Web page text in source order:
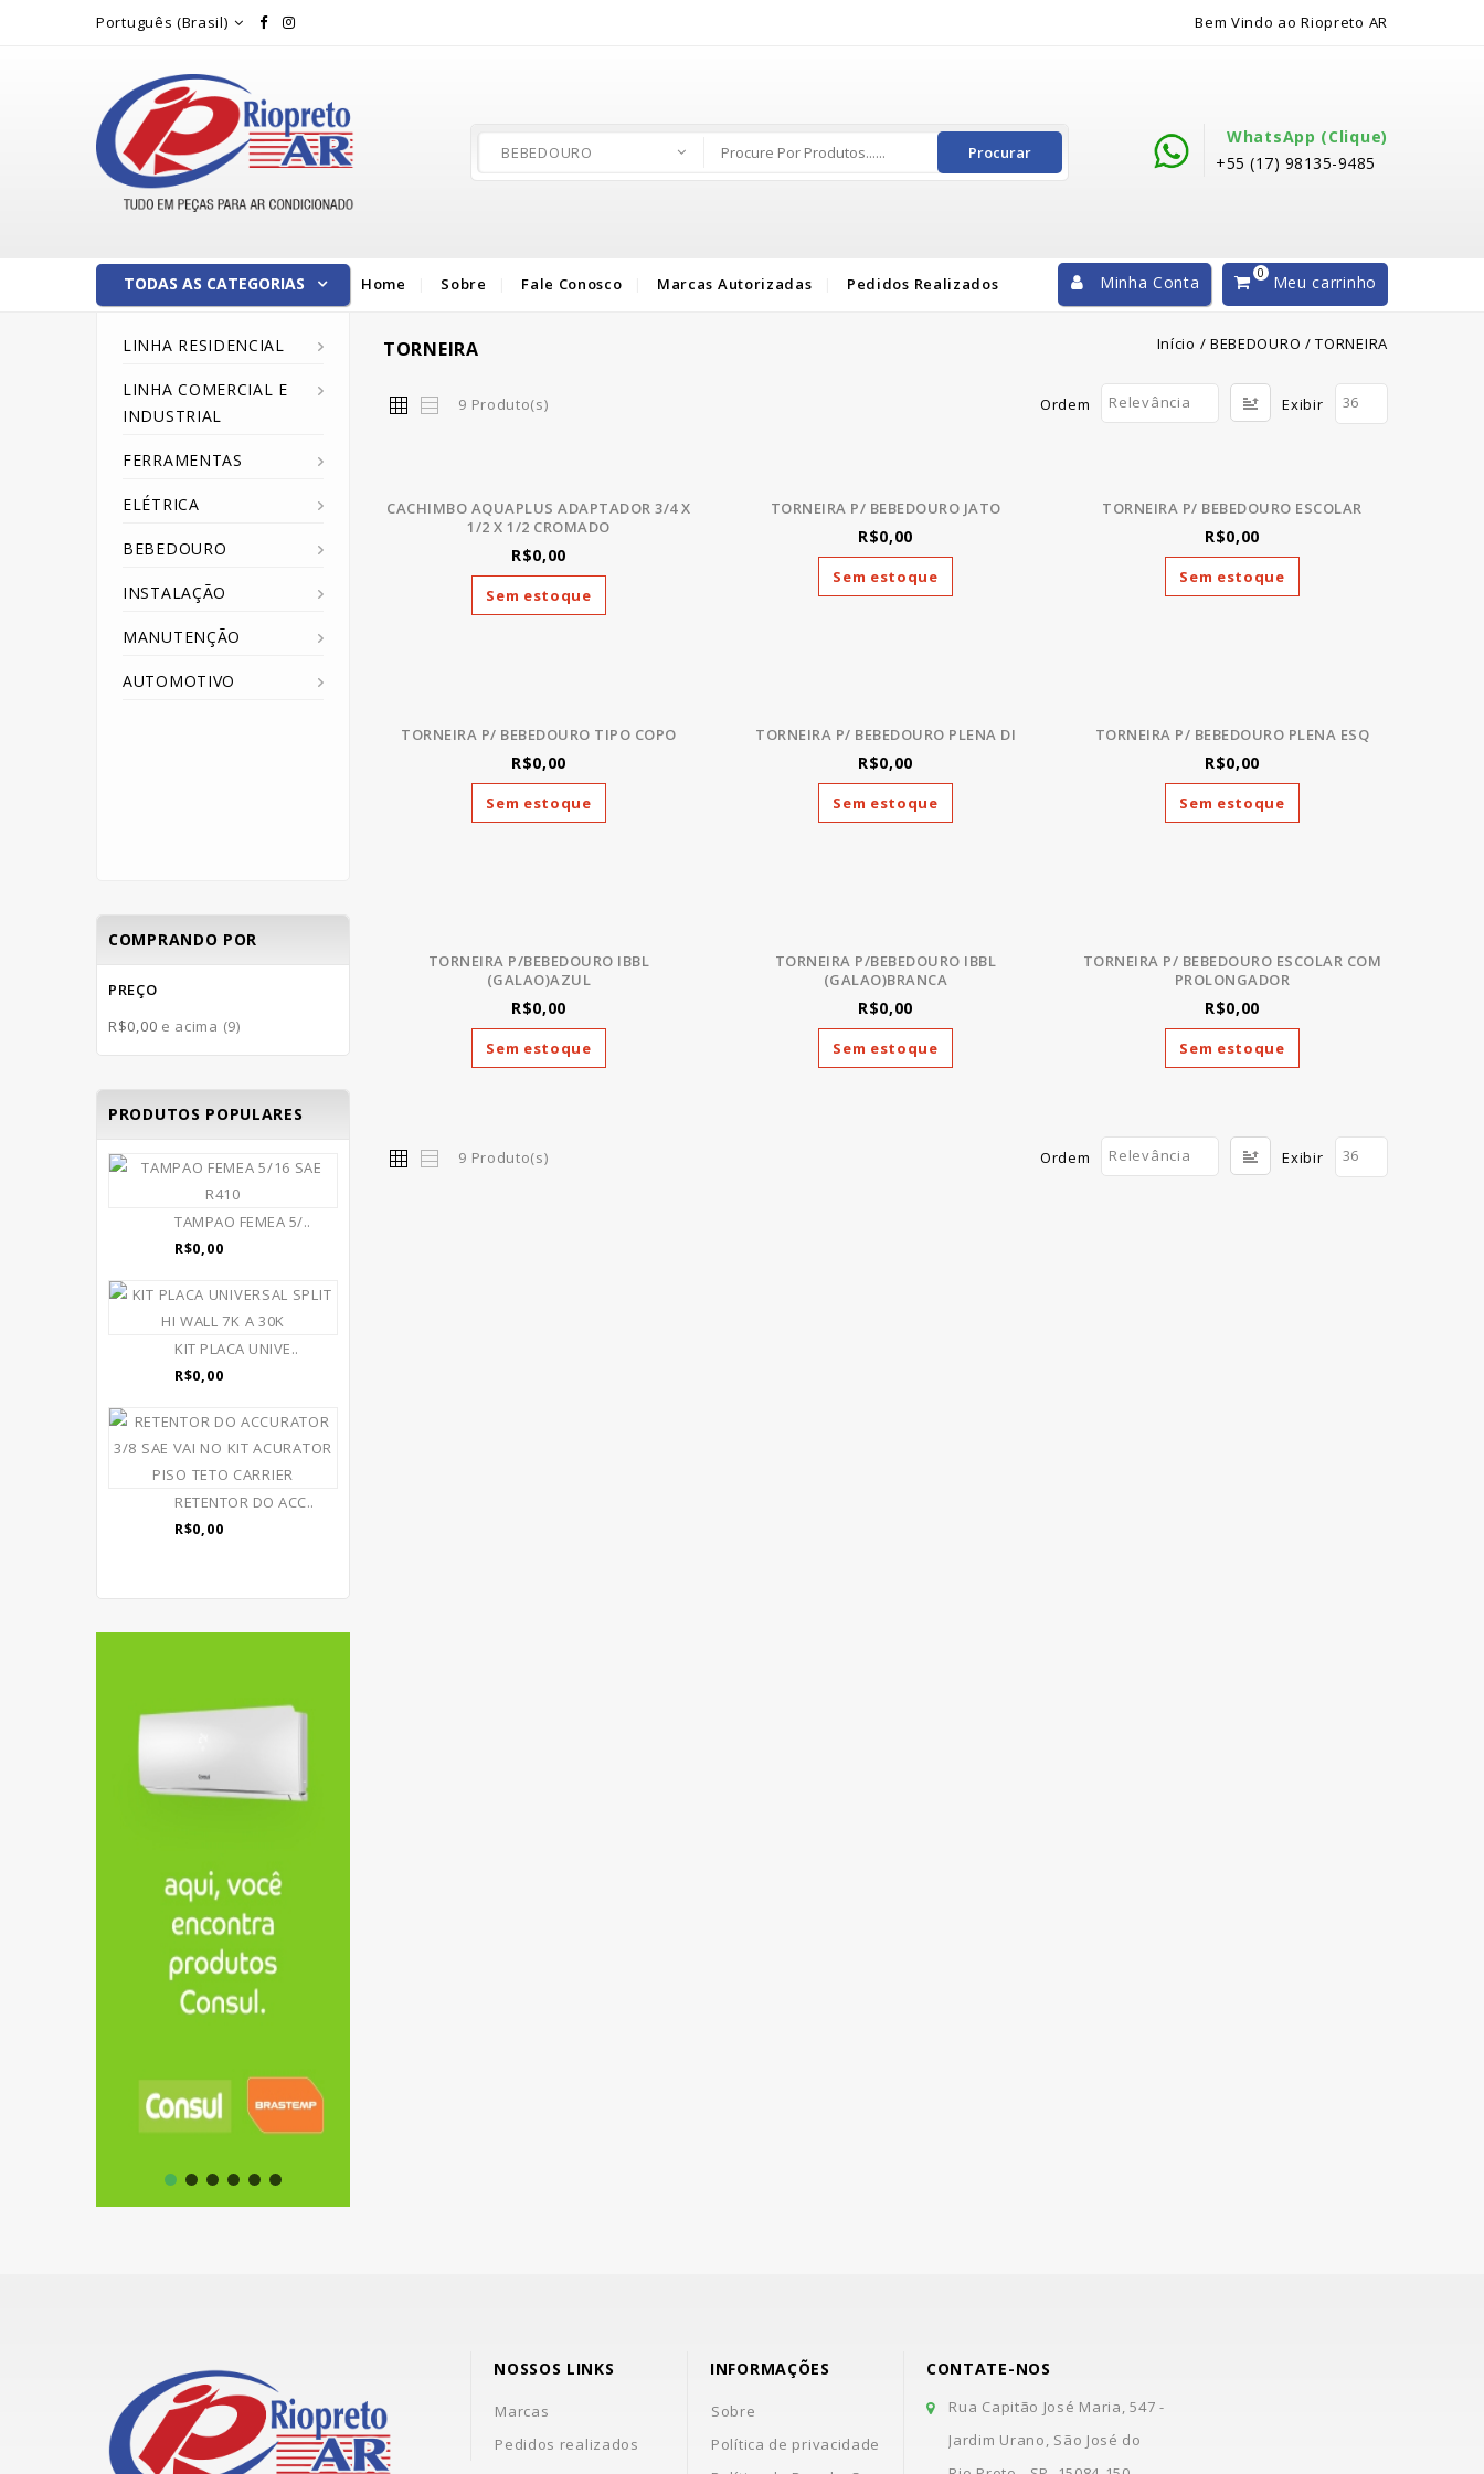
Português (Brasil) Bem Vindo ao Riopreto AR
WhatsApp (clique)
+55 (17) 98135-9485
BEBEDOURO Procurar
TODAS AS CATEGORIAS
LINHA RESIDENCIAL
LINHA COMERCIAL E
INDUSTRIAL
FERRAMENTAS
ELÉTRICA
BEBEDOURO
INSTALAÇÃO
MANUTENÇÃO
AUTOMOTIVO
Home Sobre Fale Conosco Marcas Autorizadas Pedidos Realizados Minha Conta Meu carrinho
0
TORNEIRA Início / BEBEDOURO /TORNEIRA
9 Produto(s) Exibir 36
Ordem Relevância
CACHIMBO AQUAPLUS ADAPTADOR 3/4 X
1/2 X 1/2 CROMADO
R$0,00
Sem estoque
TORNEIRA P/ BEBEDOURO JATO
R$0,00
Sem estoque
TORNEIRA P/ BEBEDOURO ESCOLAR
R$0,00
Sem estoque
TORNEIRA P/ BEBEDOURO TIPO COPO
R$0,00
Sem estoque
TORNEIRA P/ BEBEDOURO PLENA DI
R$0,00
Sem estoque
TORNEIRA P/ BEBEDOURO PLENA ESQ
R$0,00
Sem estoque
TORNEIRA P/BEBEDOURO IBBL
(GALAO)AZUL
R$0,00
Sem estoque
TORNEIRA P/BEBEDOURO IBBL
(GALAO)BRANCA
R$0,00
Sem estoque
TORNEIRA P/ BEBEDOURO ESCOLAR COM
PROLONGADOR
R$0,00
Sem estoque
9 Produto(s) Exibir 36
Ordem Relevância
COMPRANDO POR
PREÇO
R$0,00 e acima (9)
PRODUTOS POPULARES
TAMPAO FEMEA 5/..
R$0,00
KIT PLACA UNIVE..
R$0,00
RETENTOR DO ACC..
R$0,00
NOSSOS LINKS
Marcas
Pedidos realizados
INFORMAÇÕES
Sobre
Política de privacidade
CONTATE-NOS
Rua Capitão José Maria, 547 -
Jardim Urano, São José do